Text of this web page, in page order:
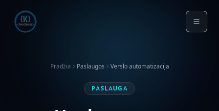
Pradžia Paslaugos Verslo automatizacija
PASLAUGA